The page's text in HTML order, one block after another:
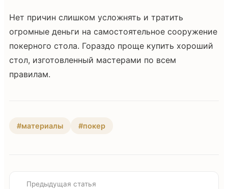
Нет причин слишком усложнять и тратить
огромные деньги на самостоятельное сооружение
покерного стола. Гораздо проще купить хороший
стол, изготовленный мастерами по всем
правилам.
#материалы #покер
Предыдущая статья